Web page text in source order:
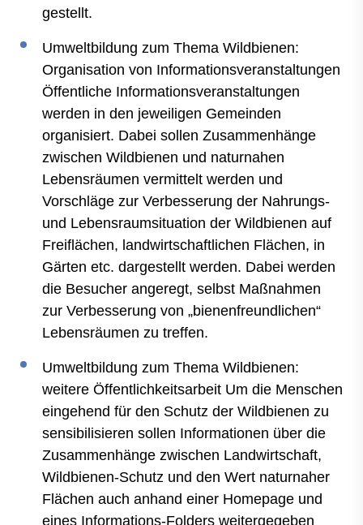
gestellt.
Umweltbildung zum Thema Wildbienen:
Organisation von Informationsveranstaltungen
Öffentliche Informationsveranstaltungen
werden in den jeweiligen Gemeinden
organisiert. Dabei sollen Zusammenhänge
zwischen Wildbienen und naturnahen
Lebensräumen vermittelt werden und
Vorschläge zur Verbesserung der Nahrungs-
und Lebensraumsituation der Wildbienen auf
Freiflächen, landwirtschaftlichen Flächen, in
Gärten etc. dargestellt werden. Dabei werden
die Besucher angeregt, selbst Maßnahmen
zur Verbesserung von „bienenfreundlichen“
Lebensräumen zu treffen.
Umweltbildung zum Thema Wildbienen:
weitere Öffentlichkeitsarbeit Um die Menschen
eingehend für den Schutz der Wildbienen zu
sensibilisieren sollen Informationen über die
Zusammenhänge zwischen Landwirtschaft,
Wildbienen-Schutz und den Wert naturnaher
Flächen auch anhand einer Homepage und
eines Informations-Folders weitergegeben